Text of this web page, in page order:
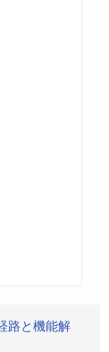
路と機能解